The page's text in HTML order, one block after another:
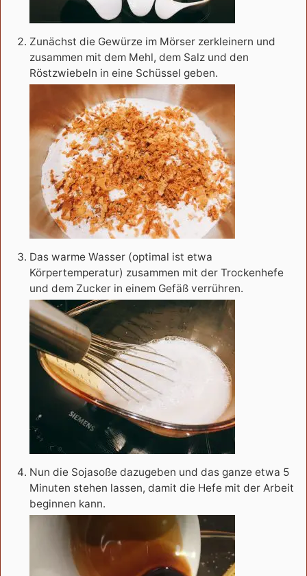
Zunächst die Gewürze im Mörser zerkleinern und
zusammen mit dem Mehl, dem Salz und den
Röstzwiebeln in eine Schüssel geben.
Das warme Wasser (optimal ist etwa
Körpertemperatur) zusammen mit der Trockenhefe
und dem Zucker in einem Gefäß verrühren.
Nun die Sojasoße dazugeben und das ganze etwa 5
Minuten stehen lassen, damit die Hefe mit der Arbeit
beginnen kann.